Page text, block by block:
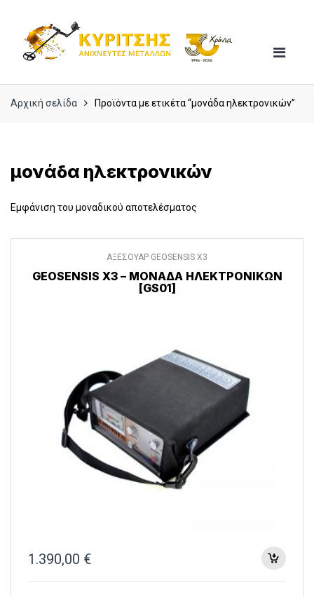
navigation
content
Αρχική σελίδα Προϊόντα με ετικέτα “μονάδα ηλεκτρονικών”
μονάδα ηλεκτρονικών
Εμφάνιση του μοναδικού αποτελέσματος
ΑΞΕΣΟΥΑΡ GEOSENSIS X3
GEOSENSIS X3 – ΜΟΝΆΔΑ ΗΛΕΚΤΡΟΝΙΚΏΝ
[GS01]
1.390,00 €